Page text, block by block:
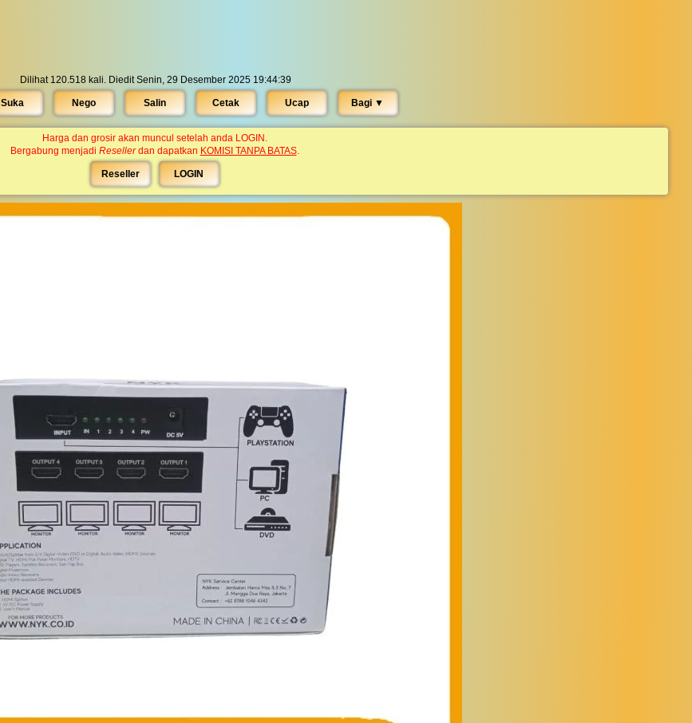
Dilihat 120.518 kali. Diedit Senin, 29 Desember 2025 19:44:39
Suka Nego Salin Cetak Ucap Bagi ▼︎
Harga dan grosir akan muncul setelah anda LOGIN.
Bergabung menjadi Resellerdan dapatkan KOMISI TANPA BATAS.
Reseller LOGIN